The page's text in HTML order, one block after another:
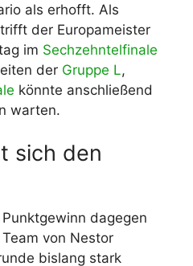
als erhofft. Als
trifft der Europameister
im Sechzehntelfinale
der Gruppe L,
könnte anschließend
warten.
sich den
dagegen
von Nestor
bislang stark